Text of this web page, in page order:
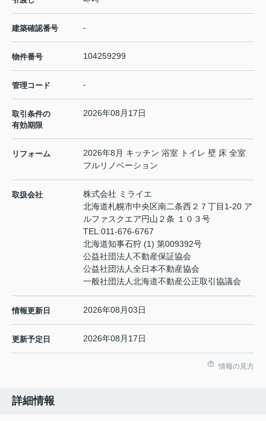
建築確認番号 -
物件番号 104259299
管理コード -
取引条件の
有効期限
2026年08月17日
リフォーム
2026年8月 キッチン 浴室 トイレ 壁 床 全室
フルリノベーション
取扱会社
株式会社 ミライエ
北海道札幌市中央区南二条西２７丁目1-20 ア
ルファスクエア円山２条 １０３号
TEL:011-676-6767
北海道知事石狩 (1) 第009392号
公益社団法人不動産保証協会
公益社団法人全日本不動産協会
一般社団法人北海道不動産公正取引協議会
情報更新日 2026年08月03日
更新予定日 2026年08月17日
情報の見方
詳細情報